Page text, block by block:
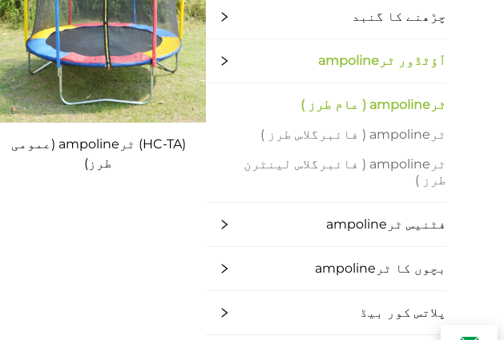
چڑھنے کا گنبد
آؤٹڈور ٹرampoline
ٹرampoline ( عام طرز )
ٹرampoline ( فائبرگلاس طرز )
ٹرampoline ( فائبرگلاس لینٹرن
طرز )
فٹنیس ٹرampoline
بچوں کا ٹرampoline
پلاتس کور بیڈ
(HC-TA) ٹرampoline (عمومی
طرز)